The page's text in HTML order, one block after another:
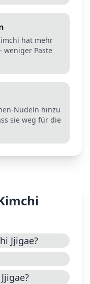
hat mehr
weniger Paste
Nudeln hinzu
sie weg für die
Jjigae?